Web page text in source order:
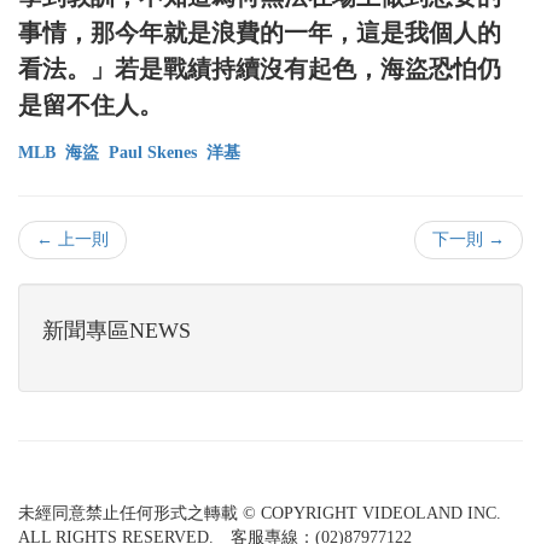
事情，那今年就是浪費的一年，這是我個人的
看法。」若是戰績持續沒有起色，海盜恐怕仍
是留不住人。
MLB 海盜 Paul Skenes 洋基
← 上一則 下一則 →
新聞專區NEWS
未經同意禁止任何形式之轉載 © COPYRIGHT VIDEOLAND INC.
ALL RIGHTS RESERVED. 客服專線：(02)87977122